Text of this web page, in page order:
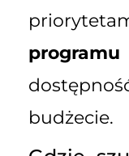
budżecie.